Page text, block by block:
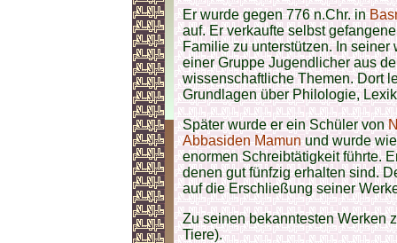
Er wurde gegen 776 n.Chr. in
auf. Er verkaufte selbst
Familie zu unterstützen. In
einer Gruppe Jugendlicher aus
wissenschaftliche Themen. Dort
Grundlagen über Philologie,
Später wurde er ein Schüler von
Abbasiden Mamunund wurde
enormen Schreibtätigkeit führte.
denen gut fünfzig erhalten sind.
auf die Erschließung seiner
Zu seinen bekanntesten Werken
Tiere).